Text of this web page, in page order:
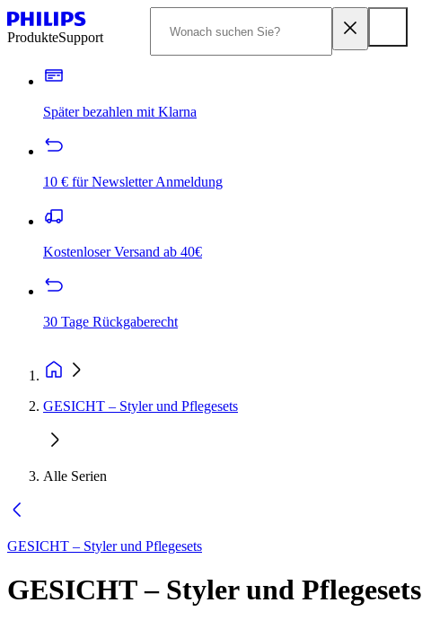
ProdukteSupport
Später bezahlen mit Klarna
10 € für Newsletter Anmeldung
Kostenloser Versand ab 40€
30 Tage Rückgaberecht
GESICHT – Styler und Pflegesets
Alle Serien
GESICHT – Styler und Pflegesets
GESICHT – Styler und Pflegesets